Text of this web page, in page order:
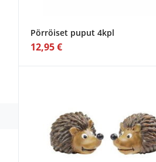
Pörröiset puput 4kpl
12,95 €